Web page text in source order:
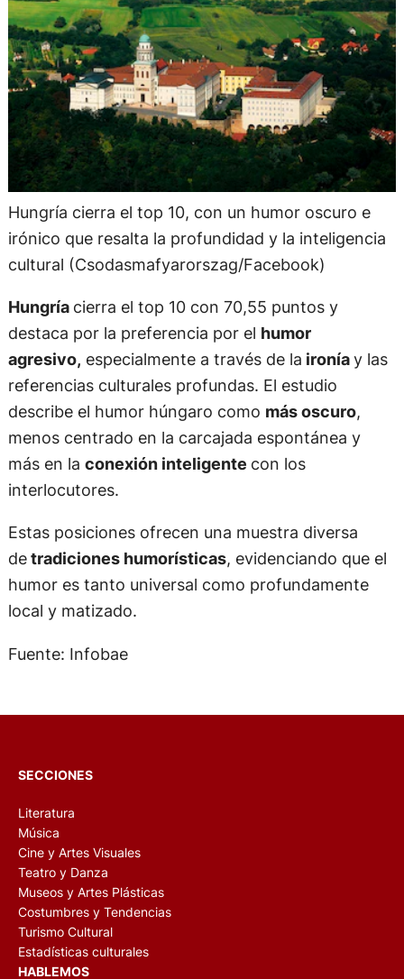
Hungría cierra el top 10, con un humor oscuro e
irónico que resalta la profundidad y la inteligencia
cultural (Csodasmafyarorszag/Facebook)
Hungría cierra el top 10 con 70,55 puntos y
destaca por la preferencia por el humor
agresivo, especialmente a través de la ironíay las
referencias culturales profundas. El estudio
describe el humor húngaro como más oscuro,
menos centrado en la carcajada espontánea y
más en la conexión inteligente con los
interlocutores.
Estas posiciones ofrecen una muestra diversa
detradiciones humorísticas, evidenciando que el
humor es tanto universal como profundamente
local y matizado.
Fuente: Infobae
SECCIONES
Literatura
Música
Cine y Artes Visuales
Teatro y Danza
Museos y Artes Plásticas
Costumbres y Tendencias
Turismo Cultural
Estadísticas culturales
HABLEMOS